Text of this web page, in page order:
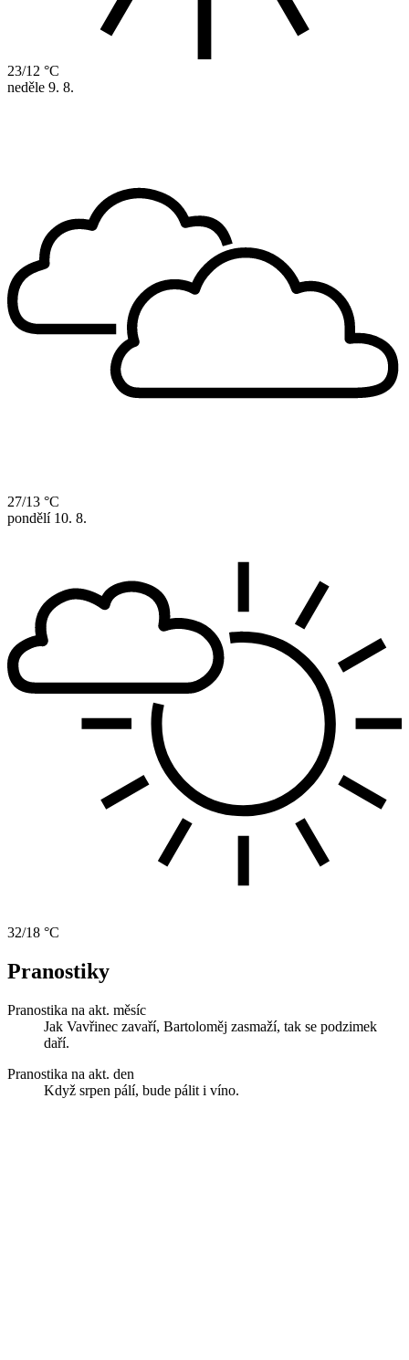
23/12 °C
neděle 9. 8.
27/13 °C
pondělí 10. 8.
32/18 °C
Pranostiky
Pranostika na akt. měsíc
Jak Vavřinec zavaří, Bartoloměj zasmaží, tak se podzimek
daří.
Pranostika na akt. den
Když srpen pálí, bude pálit i víno.